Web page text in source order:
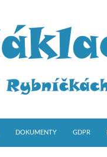
DOKUMENTY GDPR